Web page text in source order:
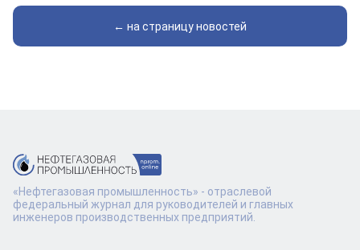
← на страницу новостей
«Нефтегазовая промышленность» - отраслевой
федеральный журнал для руководителей и главных
инженеров производственных предприятий.